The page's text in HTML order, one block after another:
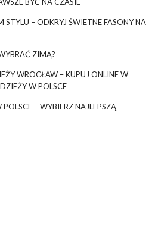
– ODKRYJ ŚWIETNE FASONY NA
ZIMĄ?
WROCŁAW – KUPUJ ONLINE W
W POLSCE
– WYBIERZ NAJLEPSZĄ